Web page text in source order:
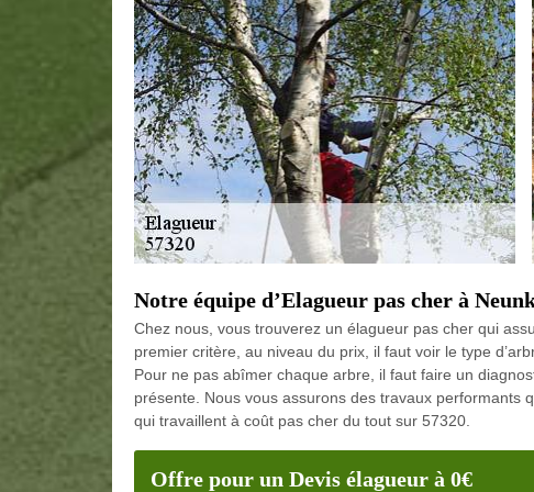
Notre équipe d’Elagueur pas cher à
Chez nous, vous trouverez un élagueur pas cher qui
premier critère, au niveau du prix, il faut voir le type
Pour ne pas abîmer chaque arbre, il faut faire un
présente. Nous vous assurons des travaux performants
qui travaillent à coût pas cher du tout sur 57320.
Offre pour un Devis élagueur à 0€